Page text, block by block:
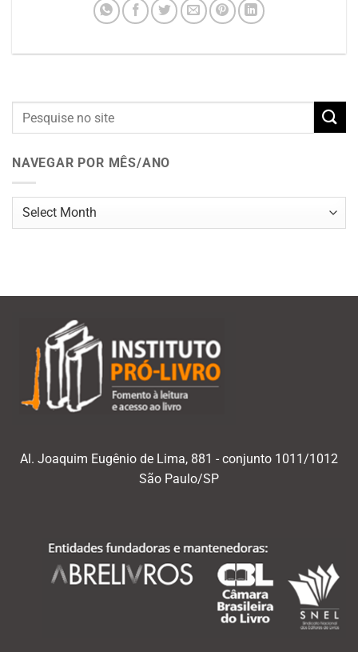
NAVEGAR POR MÊS/ANO
Navegar
Al. Joaquim Eugênio de Lima, 881 - conjunto 1011/1012
São Paulo/SP